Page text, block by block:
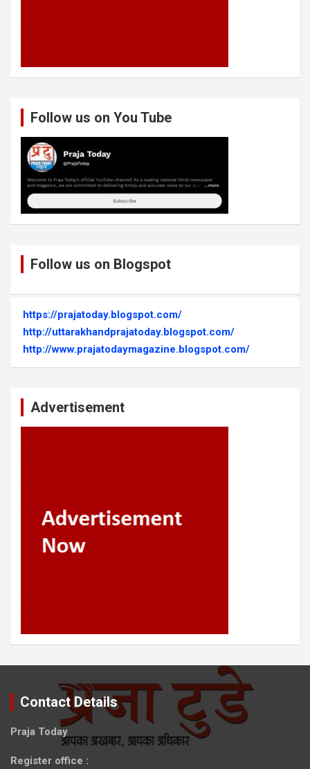
Follow us on You Tube
Follow us on Blogspot
https://prajatoday.blogspot.com/
http://uttarakhandprajatoday.blogspot.com/
http://www.prajatodaymagazine.blogspot.com/
Advertisement
Contact Details
Praja Today
Register office :